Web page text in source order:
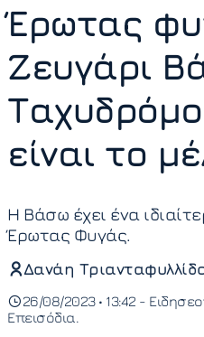
Έρωτας
Ζευγάρι
είναι το
Η Βάσω έχει ένα
Έρωτας Φυγάς.
Δανάη
26/08/2023 • 13:42 -
Επεισόδια